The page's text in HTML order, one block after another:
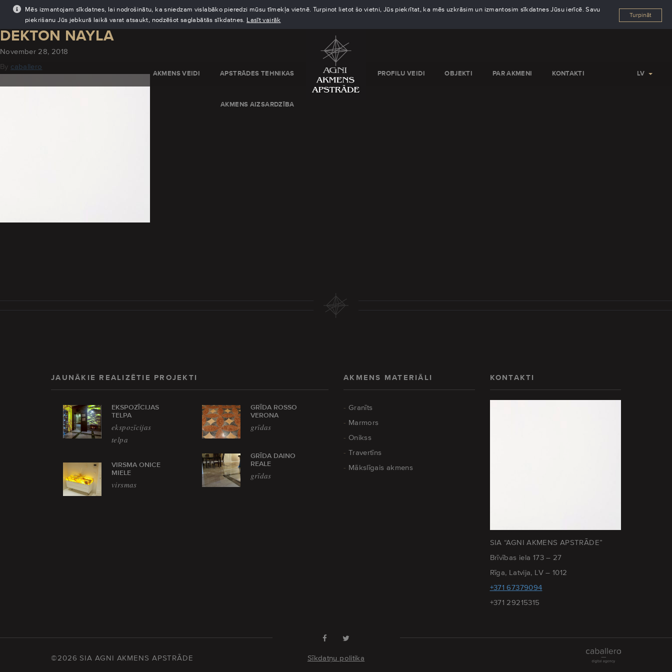
Mēs izmantojam sīkdatnes, lai nodrošinātu, ka sniedzam vislabāko pieredzi mūsu tīmekļa vietnē. Turpinot lietot šo vietni, Jūs piekrītat, ka mēs uzkrāsim un izmantosim sīkdatnes Jūsu ierīcē. Savu
piekrišanu Jūs jebkurā laikā varat atsaukt, nodzēšot saglabātās sīkdatnes. Lasīt vairāk
Turpināt
AKMENS VEIDI APSTRĀDES TEHNIKAS
AKMENS AIZSARDZĪBA
PROFILU VEIDI OBJEKTI PAR AKMENI KONTAKTI LV
DEKTON NAYLA
November 28, 2018
By caballero
JAUNĀKIE REALIZĒTIE PROJEKTI
EKSPOZĪCIJAS
TELPA
ekspozīcijas
telpa
VIRSMA ONICE
MIELE
virsmas
GRĪDA ROSSO
VERONA
grīdas
GRĪDA DAINO
REALE
grīdas
AKMENS MATERIĀLI
Granīts
Marmors
Onikss
Travertīns
Mākslīgais akmens
KONTAKTI
SIA “AGNI AKMENS APSTRĀDE”
Brīvības iela 173 – 27
Rīga, Latvija, LV – 1012
+371 67379094
+371 29215315
©2026 SIA AGNI AKMENS APSTRĀDE Sīkdatņu politika